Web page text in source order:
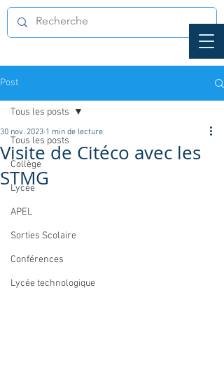
Post
Tous les posts
Collège
Lycée
APEL
Sorties Scolaire
Conférences
Lycée technologique
Tous les posts
Visite de Citéco avec les
STMG
30 nov. 2023 1 min de lecture